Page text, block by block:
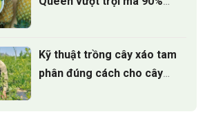
Kỹ thuật trồng cây xáo tam
phân đúng cách cho cây